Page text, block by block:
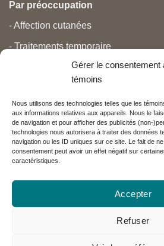
Gérer le consentement
témoins
Nous utilisons des technologies telles que les
aux informations relatives aux appareils. Nous le
de navigation et pour afficher des publicités (non-
technologies nous autorisera à traiter des données
navigation ou les ID uniques sur ce site. Le fait de
consentement peut avoir un effet négatif sur
caractéristiques.
Accepter
Refuser
Par préoccupation
- Affection cutanées
- Traitements temporaire
- Grossesse et nouveau-né
- Anti-âge et beauté
Nos partenaires